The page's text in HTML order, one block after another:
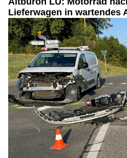
Lieferwagen in wartendes